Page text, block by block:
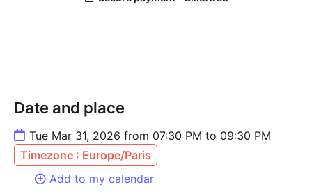
Date and place
Tue Mar 31, 2026 from 07:30 PM to 09:30 PM
Timezone : Europe/Paris
Add to my calendar